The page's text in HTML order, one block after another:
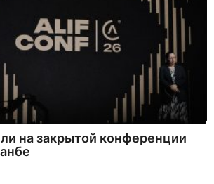
на закрытой конференции